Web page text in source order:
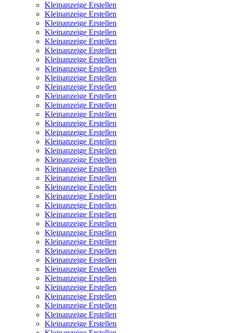
Kleinanzeige Erstellen
Kleinanzeige Erstellen
Kleinanzeige Erstellen
Kleinanzeige Erstellen
Kleinanzeige Erstellen
Kleinanzeige Erstellen
Kleinanzeige Erstellen
Kleinanzeige Erstellen
Kleinanzeige Erstellen
Kleinanzeige Erstellen
Kleinanzeige Erstellen
Kleinanzeige Erstellen
Kleinanzeige Erstellen
Kleinanzeige Erstellen
Kleinanzeige Erstellen
Kleinanzeige Erstellen
Kleinanzeige Erstellen
Kleinanzeige Erstellen
Kleinanzeige Erstellen
Kleinanzeige Erstellen
Kleinanzeige Erstellen
Kleinanzeige Erstellen
Kleinanzeige Erstellen
Kleinanzeige Erstellen
Kleinanzeige Erstellen
Kleinanzeige Erstellen
Kleinanzeige Erstellen
Kleinanzeige Erstellen
Kleinanzeige Erstellen
Kleinanzeige Erstellen
Kleinanzeige Erstellen
Kleinanzeige Erstellen
Kleinanzeige Erstellen
Kleinanzeige Erstellen
Kleinanzeige Erstellen
Kleinanzeige Erstellen